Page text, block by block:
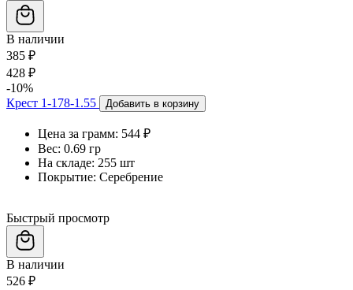
В наличии
385 ₽
428 ₽
-10%
Крест 1-178-1.55
Добавить в корзину
Цена за грамм: 544 ₽
Вес: 0.69 гр
На складе: 255 шт
Покрытие: Серебрение
Быстрый просмотр
В наличии
526 ₽